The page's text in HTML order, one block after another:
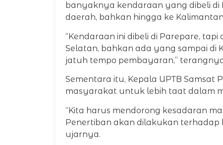
banyaknya kendaraan yang dibeli di
daerah, bahkan hingga ke
“Kendaraan ini dibeli di Parepare,
Selatan, bahkan ada yang sampai di
jatuh tempo pembayaran,”
Sementara itu, Kepala UPTB Samsat
masyarakat untuk lebih taat dalam
“Kita harus mendorong kesadaran
Penertiban akan dilakukan
ujarnya.